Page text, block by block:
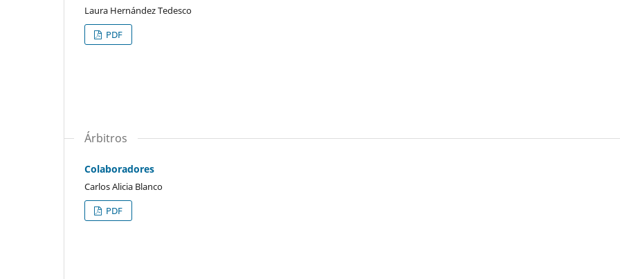
Laura Hernández Tedesco
PDF
Árbitros
Colaboradores
Carlos Alicia Blanco
PDF